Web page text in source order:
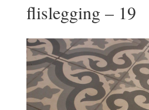
flislegging – 19